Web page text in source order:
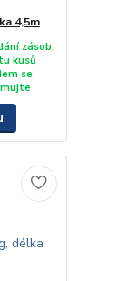
4,5m
zásob,
kusů
se